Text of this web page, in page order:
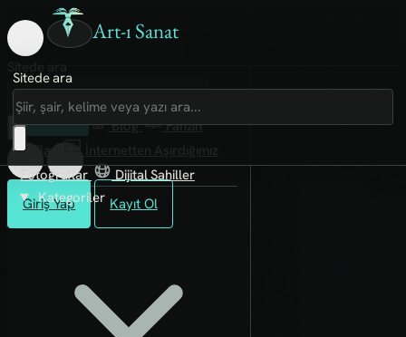
Art-ı Sanat
Giriş Yap Kayıt Ol
Sitede ara
Art-ı Sosyal
İmece
Kütüphane
Blog
Fanzin
Rafları
Fotoğraflar
Dijital Sahiller
Kategoriler